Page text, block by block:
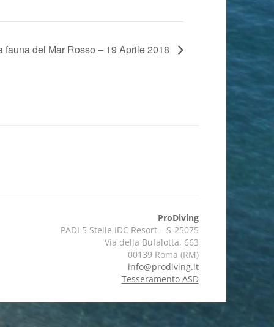
fauna del Mar Rosso – 19 Aprile 2018
ProDiving
PADI 5 Stelle IDC Resort – S-25075
Via della Bufalotta, 663
00139 Roma (RM)
info@prodiving.it
Tesseramento ASD